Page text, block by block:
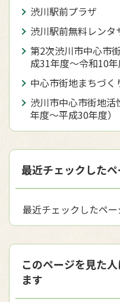
渋川駅前プラザ
渋川駅前無料レンタ
第2次渋川市中心市
成31年度〜令和10年
中心市街地まちづく
渋川市中心市街地
年度〜平成30年度）
最近チェックした
最近チェックしたペー
このページを見た
ます